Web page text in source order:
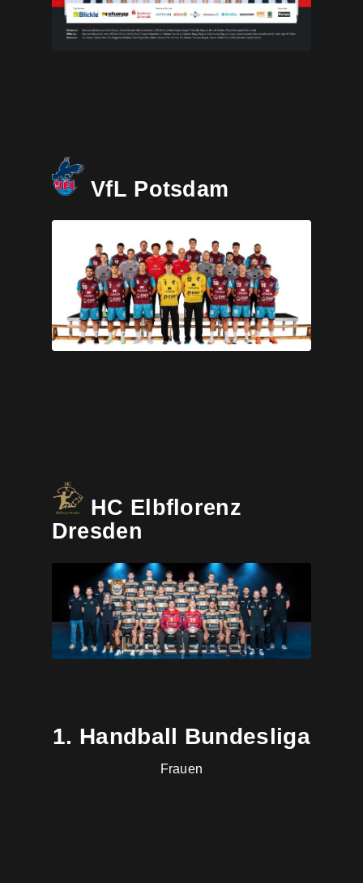
VfL Potsdam
HC Elbflorenz
Dresden
1. Handball Bundesliga
Frauen